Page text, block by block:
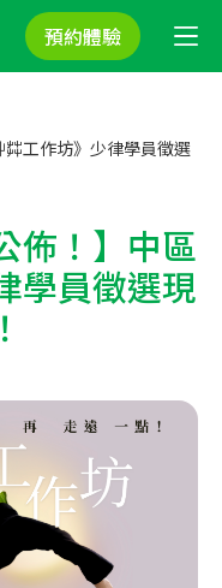
預約體驗
茻工作坊》少律學員徵選
佈！】中區
學員徵選現